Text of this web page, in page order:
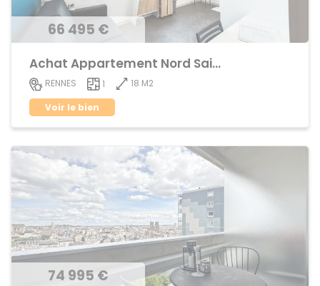
66 495 €
Achat Appartement Nord Saint-Martin
RENNES 1
18 M2
Voir le bien
74 995 €